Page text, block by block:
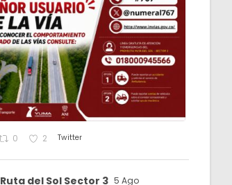
0 2 Twitter
Ruta del Sol Sector 3 5 Ago